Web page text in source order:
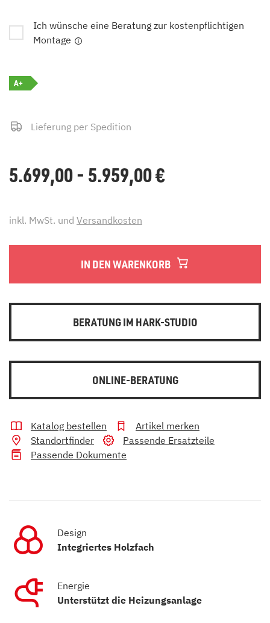
Ich wünsche eine Beratung zur kostenpflichtigen
Montage
A+
Lieferung per Spedition
5.699,00 - 5.959,00€
inkl. MwSt. und Versandkosten
IN DEN WARENKORB
BERATUNG IM HARK-STUDIO
ONLINE-BERATUNG
Katalog bestellen
Artikel merken
Standortfinder
Passende Ersatzteile
Passende Dokumente
Design
Integriertes Holzfach
Energie
Unterstützt die Heizungsanlage